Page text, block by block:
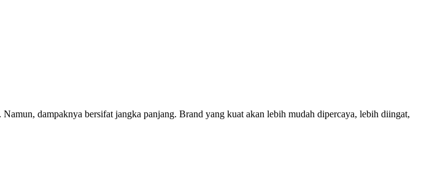
dampaknya bersifat jangka panjang. Brand yang kuat akan lebih mudah dipercaya, lebih diingat,